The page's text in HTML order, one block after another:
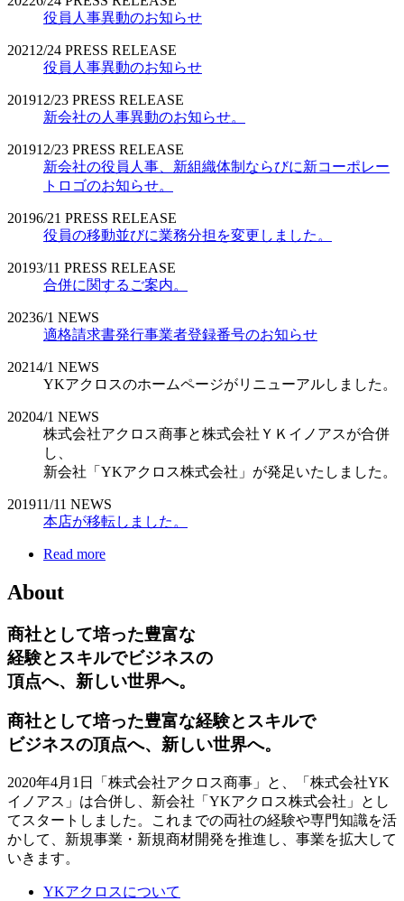
役員人事異動のお知らせ
2021 2/24 PRESS RELEASE
役員人事異動のお知らせ
201912/23 PRESS RELEASE
新会社の人事異動のお知らせ。
201912/23 PRESS RELEASE
新会社の役員人事、新組織体制ならびに新コーポレー
トロゴのお知らせ。
20196/21 PRESS RELEASE
役員の移動並びに業務分担を変更しました。
20193/11 PRESS RELEASE
合併に関するご案内。
20236/1 NEWS
適格請求書発行事業者登録番号のお知らせ
20214/1 NEWS
YKアクロスのホームページがリニューアルしました。
20204/1 NEWS
株式会社アクロス商事と株式会社ＹＫイノアスが合併
し、
新会社「YKアクロス株式会社」が発足いたしました。
201911/11 NEWS
本店が移転しました。
Read more
About
商社として培った豊富な
経験とスキルでビジネスの
頂点へ、新しい世界へ。
商社として培った豊富な経験とスキルで
ビジネスの頂点へ、新しい世界へ。
2020年4月1日「株式会社アクロス商事」と、「株式会社YK
イノアス」は合併し、新会社「YKアクロス株式会社」とし
てスタートしました。これまでの両社の経験や専門知識を活
かして、新規事業・新規商材開発を推進し、事業を拡大して
いきます。
YKアクロスについて